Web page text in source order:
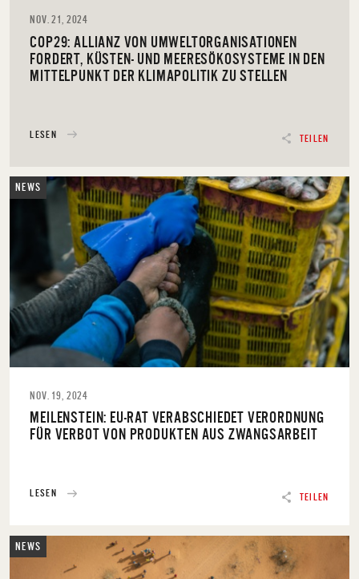
TEILEN
NOV. 21, 2024
COP29: ALLIANZ VON UMWELTORGANISATIONEN
FORDERT, KÜSTEN- UND MEERESÖKOSYSTEME IN DEN
MITTELPUNKT DER KLIMAPOLITIK ZU STELLEN
LESEN
TEILEN
NEWS
NOV. 19, 2024
MEILENSTEIN: EU-RAT VERABSCHIEDET VERORDNUNG
FÜR VERBOT VON PRODUKTEN AUS ZWANGSARBEIT
LESEN
NEWS